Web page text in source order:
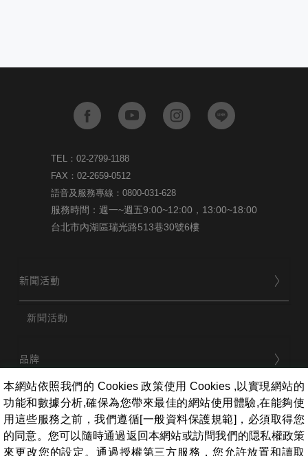
TEL：02-2799-1188
FAX：02-2659-0512
語音及服務專線：0800-031-628
服務時間：週一~週五9:00~12:00，13:00~18:00
台北市內湖區瑞光路513巷30號6樓
新聞活動
新聞活動
品牌
用戶服務
本網站依照我們的 Cookies 政策使用 Cookies ,以實現網站的
功能和數據分析,確保為您帶來最佳的網站使用體驗,在能夠使
用這些服務之前，我們遵循[一般資料保護規範]，必須取得您
的同意。您可以隨時通過返回本網站或訪問我們的隠私權政策
來更改您的設定。通過授權第三方服務，您允許放置和讀取